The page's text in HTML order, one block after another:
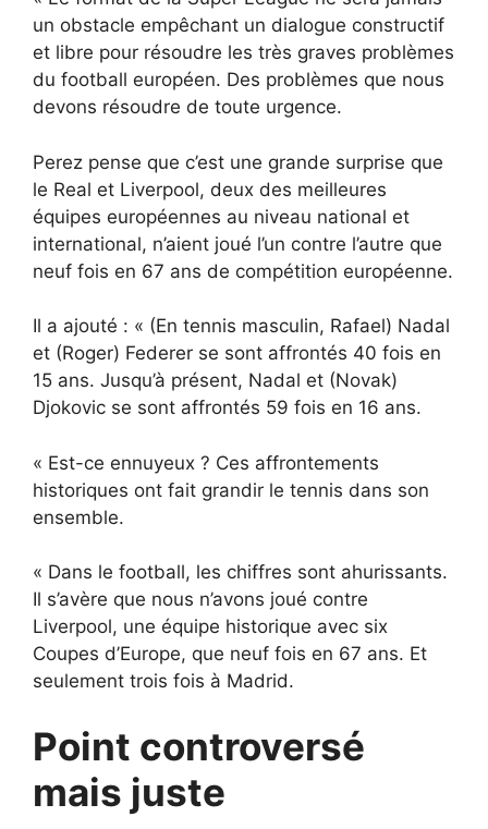
un obstacle empêchant un dialogue constructif
et libre pour résoudre les très graves problèmes
du football européen. Des problèmes que nous
devons résoudre de toute urgence.
Perez pense que c’est une grande surprise que
le Real et Liverpool, deux des meilleures
équipes européennes au niveau national et
international, n’aient joué l’un contre l’autre que
neuf fois en 67 ans de compétition européenne.
Il a ajouté : « (En tennis masculin, Rafael) Nadal
et (Roger) Federer se sont affrontés 40 fois en
15 ans. Jusqu’à présent, Nadal et (Novak)
Djokovic se sont affrontés 59 fois en 16 ans.
« Est-ce ennuyeux ? Ces affrontements
historiques ont fait grandir le tennis dans son
ensemble.
« Dans le football, les chiffres sont ahurissants.
Il s’avère que nous n’avons joué contre
Liverpool, une équipe historique avec six
Coupes d’Europe, que neuf fois en 67 ans. Et
seulement trois fois à Madrid.
Point controversé
mais juste